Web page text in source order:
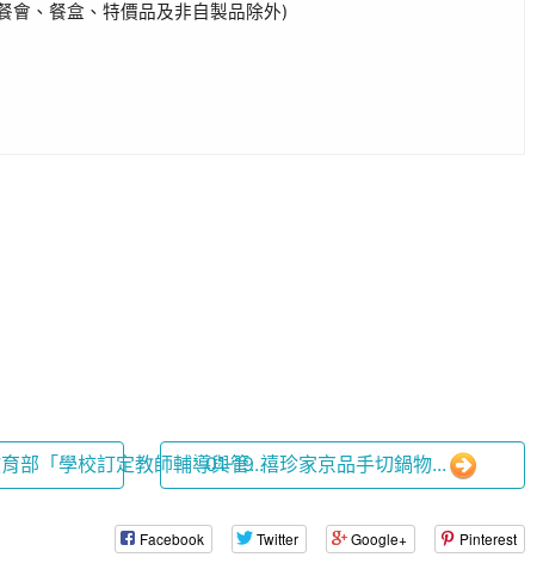
餐盒、特價品及非自製品除外)
部「學校訂定教師輔導與管...01-19 禧珍家京品手切鍋物...
Facebook Twitter Google+ Pinterest